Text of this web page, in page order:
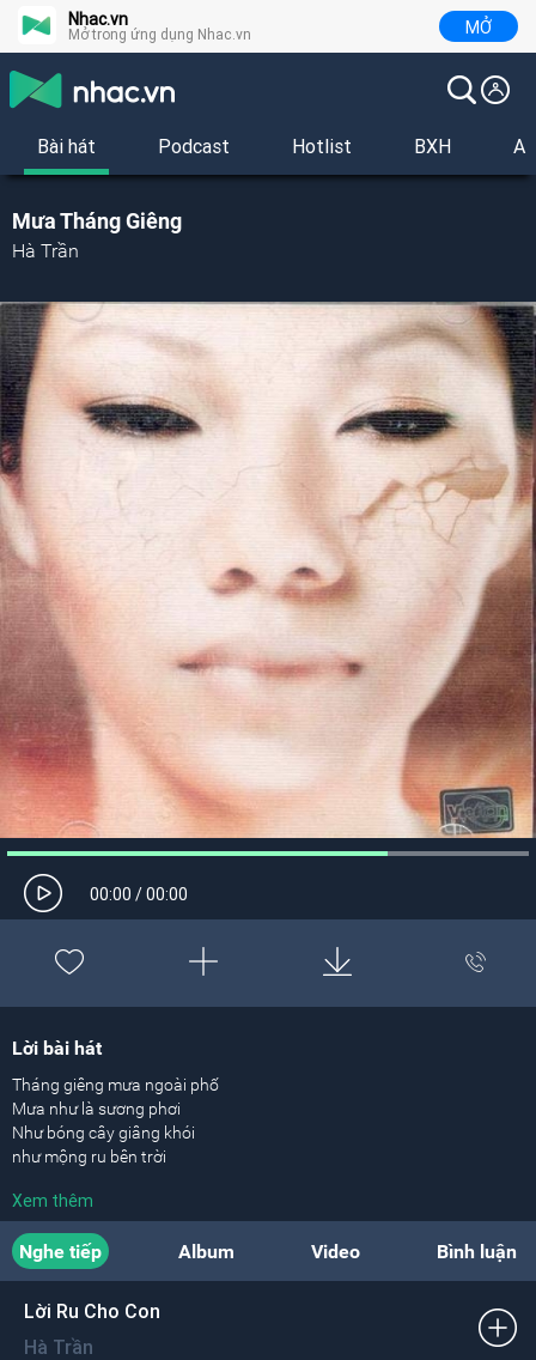
Nhac.vn
Mở trong ứng dụng Nhac.vn MỞ
Bài hát Podcast Hotlist BXH
Mưa Tháng Giêng
Hà Trần
00:00 /00:00
Lời bài hát
Tháng giêng mưa ngoài phố
Mưa như là sương phơi
Như bóng cây giâng khói
như mộng ru bên trời
nỗi buồn nghe cũ rồi
tháng giêng mưa trên tóc
theo giọt mưa cầu phúc tiếng chuông từ bi ai
tháng giêng mưa dưới bến
mộng mơ cô lái đò
Xem thêm
Nghe tiếp Album Video Bình luận
Lời Ru Cho Con
Hà Trần